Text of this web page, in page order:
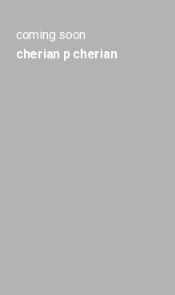
coming soon
cherian p cherian